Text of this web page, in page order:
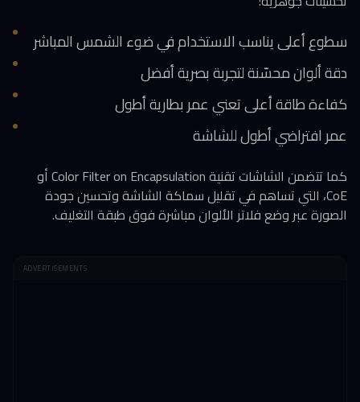
سطوع أعلى يناسب الاستخدام في ضوء الشمس المباشر
دقة ألوان محسّنة لتجربة بصرية أفضل
كفاءة طاقة أعلى تعني عمر بطارية أطول
عمر افتراضي أطول للشاشة
كما تتضمن الشاشات تقنية Color Filter on Encapsulation أو
CoE، التي تساهم في تقليل سماكة الشاشة وتحسين جودة
الصورة عبر وضع فلاتر الألوان مباشرة فوق طبقة التغليف.
ADVERTISEMENTS